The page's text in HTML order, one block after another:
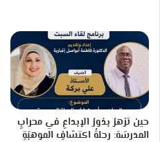
حين تزهرُ بذورُ الإبداعِ في محرابِ
المدرسَة: رحلةُ اكتشافِ الموهبَةِ